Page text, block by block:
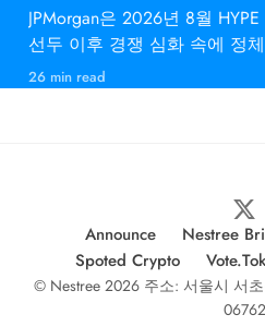
JPMorgan은 2026년 8월
선두 이후 경쟁 심화 속에 정
26 min read
Announce Nestree
Spoted Crypto
© Nestree 2026 주소: 서울시 서
06762